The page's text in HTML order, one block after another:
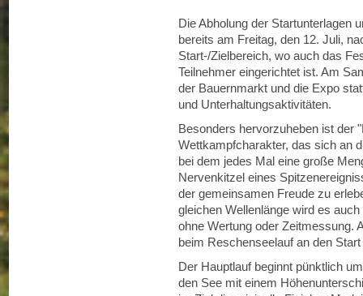
Die Abholung der Startunterlagen
bereits am Freitag, den 12. Juli,
Start-/Zielbereich, wo auch das
Teilnehmer eingerichtet ist. Am
der Bauernmarkt und die Expo
und Unterhaltungsaktivitäten.
Besonders hervorzuheben ist der
Wettkampfcharakter, das sich an
bei dem jedes Mal eine große
Nervenkitzel eines
der gemeinsamen Freude zu
gleichen Wellenlänge wird es
ohne Wertung oder Zeitmessung.
beim Reschenseelauf an den
Der Hauptlauf beginnt pünktlich
den See mit einem